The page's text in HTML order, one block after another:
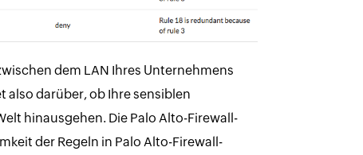
dem LAN Ihres Unternehmens
also darüber, ob Ihre sensiblen
hinausgehen. Die Palo Alto-Firewall-
der Regeln in Palo Alto-Firewall-